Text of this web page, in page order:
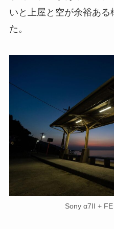
いと上屋と空が余裕ある
た。
Sony α7II +